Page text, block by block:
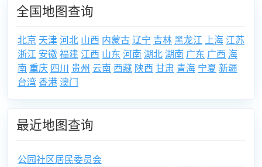
全国地图查询
北京 天津河北 山西 内蒙古辽宁 吉林黑龙江 上海 江苏
浙江 安徽福建 江西 山东 河南 湖北湖南 广东 广西 海
南 重庆 四川 贵州 云南 西藏 陕西 甘肃 青海 宁夏 新疆
台湾 香港 澳门
最近地图查询
公园社区居民委员会